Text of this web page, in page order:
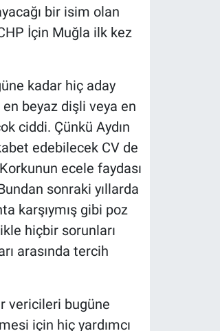
bir isim olan
İçin Muğla ilk kez
kadar hiç aday
en beyaz dişli veya en
ciddi. Çünkü Aydın
edebilecek CV de
ecele faydası
sonraki yıllarda
karşıymış gibi poz
hiçbir sorunları
arasında tercih
vericileri bugüne
için hiç yardımcı